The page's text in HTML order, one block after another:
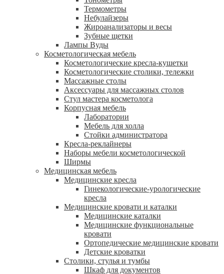
Термометры
Небулайзеры
Жироанализаторы и весы
Зубные щетки
Лампы Вуды
Косметологическая мебель
Косметологические кресла-кушетки
Косметологические столики, тележки
Массажные столы
Аксессуары для массажных столов
Стул мастера косметолога
Корпусная мебель
Лаборатории
Мебель для холла
Стойки администратора
Кресла-реклайнеры
Наборы мебели косметологической
Ширмы
Медицинская мебель
Медицинские кресла
Гинекологические-урологические
кресла
Медицинские кровати и каталки
Медицинские каталки
Медицинские функциональные
кровати
Ортопедические медицинские кровати
Детские кроватки
Столики, стулья и тумбы
Шкаф для документов